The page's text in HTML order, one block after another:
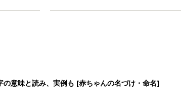
の意味と読み、実例も [赤ちゃんの名づけ・命名]